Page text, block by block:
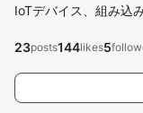
IoTデバイス、組み込
23posts144likes5